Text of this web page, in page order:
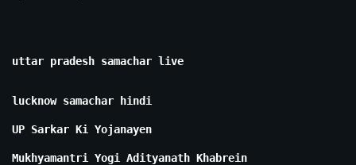
uttar pradesh samachar live
lucknow samachar hindi
UP Sarkar Ki Yojanayen
Mukhyamantri Yogi Adityanath Khabrein